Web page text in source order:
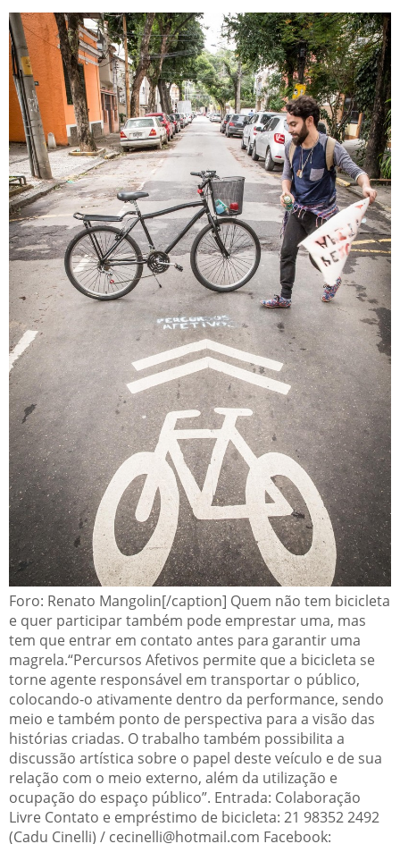
Foro: Renato Mangolin[/caption] Quem não tem bicicleta
e quer participar também pode emprestar uma, mas
tem que entrar em contato antes para garantir uma
magrela.“Percursos Afetivos permite que a bicicleta se
torne agente responsável em transportar o público,
colocando-o ativamente dentro da performance, sendo
meio e também ponto de perspectiva para a visão das
histórias criadas. O trabalho também possibilita a
discussão artística sobre o papel deste veículo e de sua
relação com o meio externo, além da utilização e
ocupação do espaço público”. Entrada: Colaboração
Livre Contato e empréstimo de bicicleta: 21 98352 2492
(Cadu Cinelli) / cecinelli@hotmail.com Facebook: